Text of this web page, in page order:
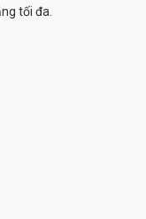
tối đa.